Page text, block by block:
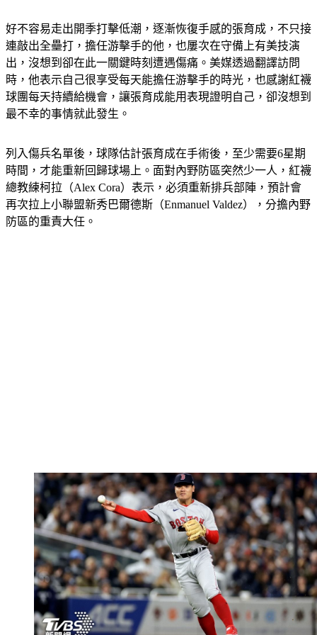
好不容易走出開季打擊低潮，逐漸恢復手感的張育成，不只接
連敲出全壘打，擔任游擊手的他，也屢次在守備上有美技演
出，沒想到卻在此一關鍵時刻遭遇傷痛。美媒透過翻譯訪問
時，他表示自己很享受每天能擔任游擊手的時光，也感謝紅襪
球團每天持續給機會，讓張育成能用表現證明自己，卻沒想到
最不幸的事情就此發生。
列入傷兵名單後，球隊估計張育成在手術後，至少需要6星期
時間，才能重新回歸球場上。面對內野防區突然少一人，紅襪
總教練柯拉（Alex Cora）表示，必須重新排兵部陣，預計會
再次拉上小聯盟新秀巴爾德斯（Enmanuel Valdez），分擔內野
防區的重責大任。